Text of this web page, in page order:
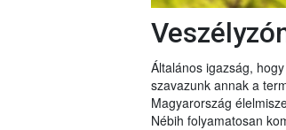
Általános igazság,
szavazunk annak a
Magyarország
Nébih folyamatosan